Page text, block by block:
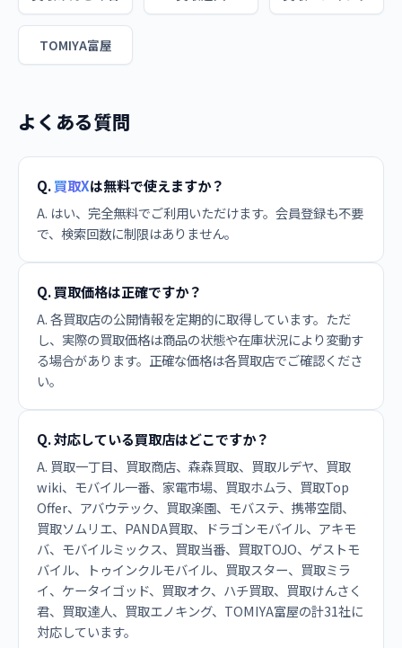
TOMIYA富屋
よくある質問
Q.買取Xは無料で使えますか？
A. はい、完全無料でご利用いただけます。会員登録も不要
で、検索回数に制限はありません。
Q. 買取価格は正確ですか？
A. 各買取店の公開情報を定期的に取得しています。ただ
し、実際の買取価格は商品の状態や在庫状況により変動す
る場合があります。正確な価格は各買取店でご確認くださ
い。
Q. 対応している買取店はどこですか？
A. 買取一丁目、買取商店、森森買取、買取ルデヤ、買取
wiki、モバイル一番、家電市場、買取ホムラ、買取Top
Offer、アバウテック、買取楽園、モバステ、携帯空間、
買取ソムリエ、PANDA買取、ドラゴンモバイル、アキモ
バ、モバイルミックス、買取当番、買取TOJO、ゲストモ
バイル、トゥインクルモバイル、買取スター、買取ミラ
イ、ケータイゴッド、買取オク、ハチ買取、買取けんさく
君、買取達人、買取エノキング、TOMIYA富屋の計31社に
対応しています。